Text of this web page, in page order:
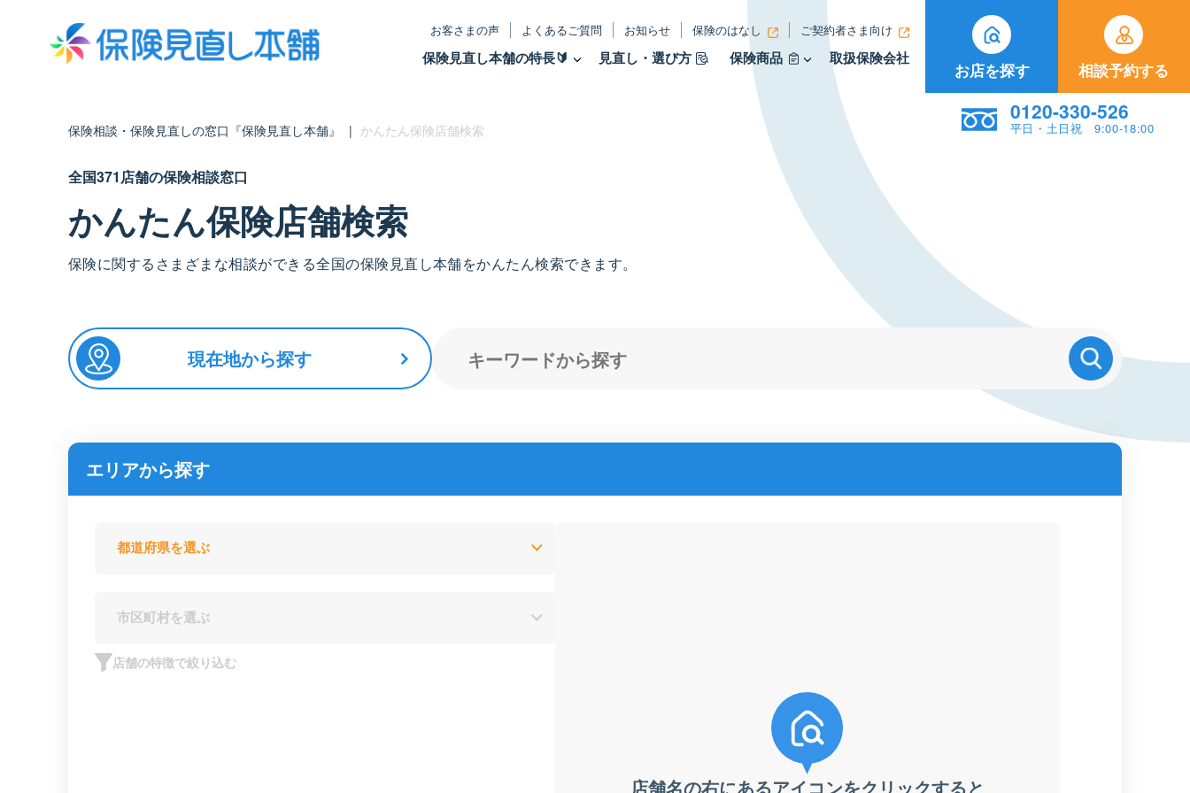
お客さまの声 よくあるご質問 お知らせ 保険のはなし ご契約者さま向け
保険見直し本舗の特長🔰 見直し・選び方 保険商品 取扱保険会社
お店を探す 相談予約する
0120-330-526
平日・土日祝 9:00-18:00
保険相談・保険見直しの窓口『保険見直し本舗』 | かんたん保険店舗検索
全国371店舗の保険相談窓口
かんたん保険店舗検索
保険に関するさまざまな相談ができる全国の保険見直し本舗をかんたん検索できます。
現在地から探す
エリアから探す
店舗の特徴で絞り込む